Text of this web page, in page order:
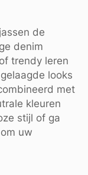
de
denim
trendy leren
looks
met
kleuren
stijl of ga
uw